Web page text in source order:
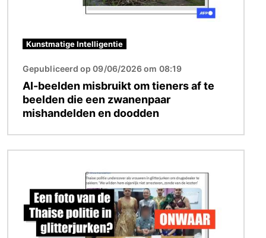
Kunstmatige Intelligentie
Gepubliceerd op 09/06/2026 om 08:19
AI-beelden misbruikt om tieners af te
beelden die een zwanenpaar
mishandelden en doodden